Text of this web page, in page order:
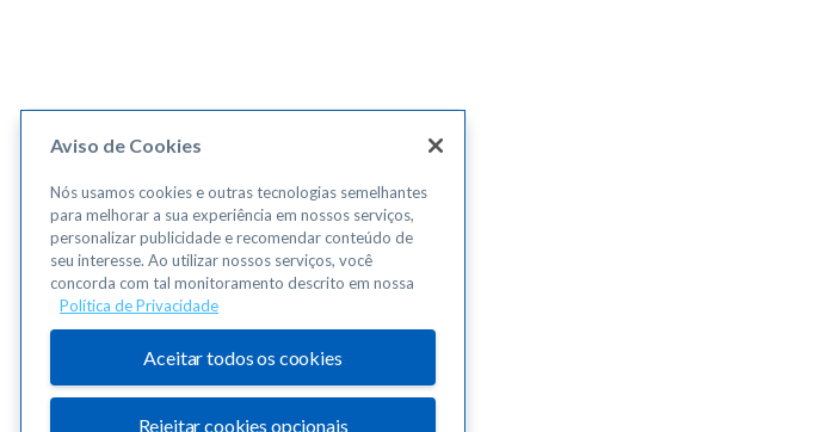
Aviso de Cookies
Nós usamos cookies e outras tecnologias semelhantes
para melhorar a sua experiência em nossos serviços,
personalizar publicidade e recomendar conteúdo de
seu interesse. Ao utilizar nossos serviços, você
concorda com tal monitoramento descrito em nossa
Política de Privacidade
Aceitar todos os cookies
Rejeitar cookies opcionais